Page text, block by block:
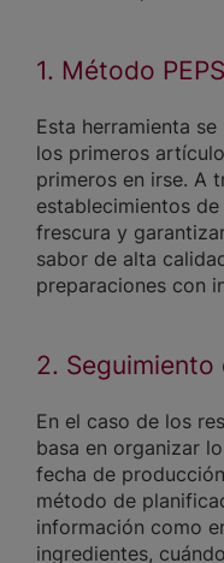
1. Método PEPS
Esta herramienta
los primeros
primeros en irse. A
establecimientos
frescura y
sabor de alta
preparaciones con
2. Seguimiento
En el caso de los
basa en organizar
fecha de
método de
información como
ingredientes,